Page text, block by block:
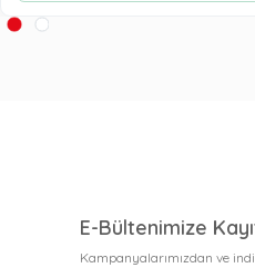
E-Bültenimize
Kampanyalarımızdan ve